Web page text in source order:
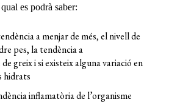
es podrà saber:
a menjar de més, el nivell de
pes, la tendència a
greix i si existeix alguna variació en
hidrats
inflamatòria de l’organisme